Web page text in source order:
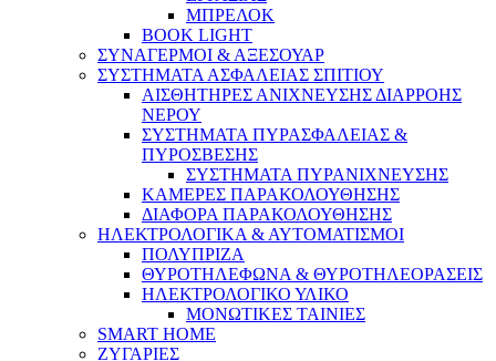
ΜΠΡΕΛΟΚ
BOOK LIGHT
ΣΥΝΑΓΕΡΜΟΙ & ΑΞΕΣΟΥΑΡ
ΣΥΣΤΗΜΑΤΑ ΑΣΦΑΛΕΙΑΣ ΣΠΙΤΙΟΥ
ΑΙΣΘΗΤΗΡΕΣ ΑΝΙΧΝΕΥΣΗΣ ΔΙΑΡΡΟΗΣ
ΝΕΡΟΥ
ΣΥΣΤΗΜΑΤΑ ΠΥΡΑΣΦΑΛΕΙΑΣ &
ΠΥΡΟΣΒΕΣΗΣ
ΣΥΣΤΗΜΑΤΑ ΠΥΡΑΝΙΧΝΕΥΣΗΣ
ΚΑΜΕΡΕΣ ΠΑΡΑΚΟΛΟΥΘΗΣΗΣ
ΔΙΑΦΟΡΑ ΠΑΡΑΚΟΛΟΥΘΗΣΗΣ
ΗΛΕΚΤΡΟΛΟΓΙΚΑ & ΑΥΤΟΜΑΤΙΣΜΟΙ
ΠΟΛΥΠΡΙΖΑ
ΘΥΡΟΤΗΛΕΦΩΝΑ & ΘΥΡΟΤΗΛΕΟΡΑΣΕΙΣ
ΗΛΕΚΤΡΟΛΟΓΙΚΟ ΥΛΙΚΟ
ΜΟΝΩΤΙΚΕΣ ΤΑΙΝΙΕΣ
SMART HOME
ΖΥΓΑΡΙΕΣ